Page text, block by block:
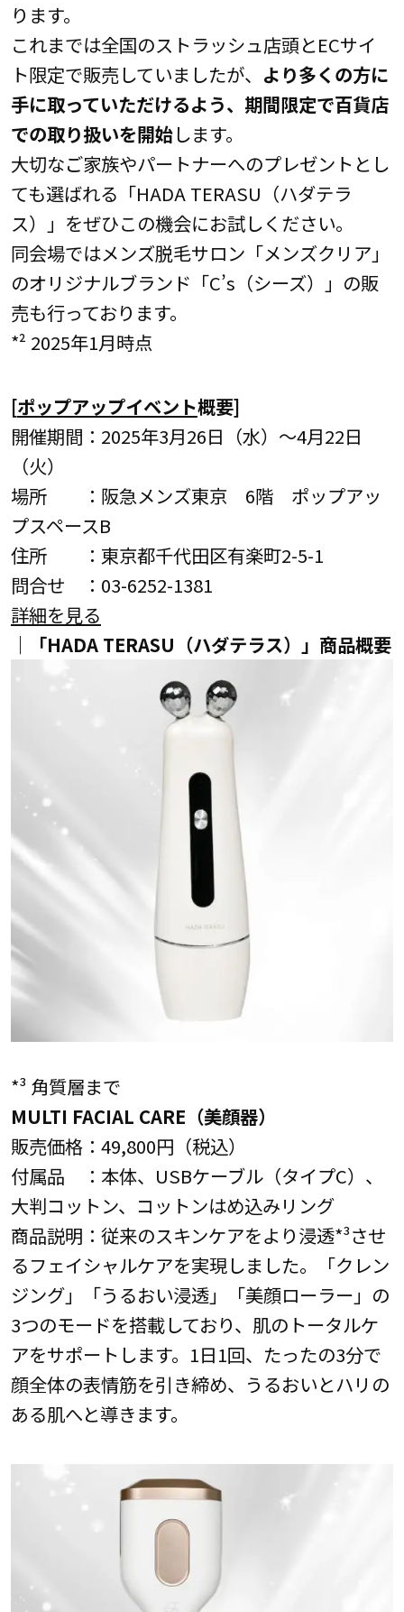
ります。
これまでは全国のストラッシュ店頭とECサイ
ト限定で販売していましたが、 より多くの方に
手に取っていただけるよう、期間限定で百貨店
での取り扱いを開始します。
大切なご家族やパートナーへのプレゼントとし
ても選ばれる「HADA TERASU（ハダテラ
ス）」をぜひこの機会にお試しください。
同会場ではメンズ脱毛サロン「メンズクリア」
のオリジナルブランド「C’s（シーズ）」の販
売も行っております。
*² 2025年1月時点
[ポップアップイベント概要]
開催期間：2025年3月26日（水）～4月22日
（火）
場所 ：阪急メンズ東京 6階 ポップアッ
プスペースB
住所 ：東京都千代田区有楽町2-5-1
問合せ ：03-6252-1381
詳細を見る
｜「HADA TERASU（ハダテラス）」商品概要
*³ 角質層まで
MULTI FACIAL CARE（美顔器）
販売価格：49,800円（税込）
付属品 ：本体、USBケーブル（タイプC）、
大判コットン、コットンはめ込みリング
商品説明：従来のスキンケアをより浸透*³させ
るフェイシャルケアを実現しました。「クレン
ジング」「うるおい浸透」「美顔ローラー」の
3つのモードを搭載しており、肌のトータルケ
アをサポートします。1日1回、たったの3分で
顔全体の表情筋を引き締め、うるおいとハリの
ある肌へと導きます。